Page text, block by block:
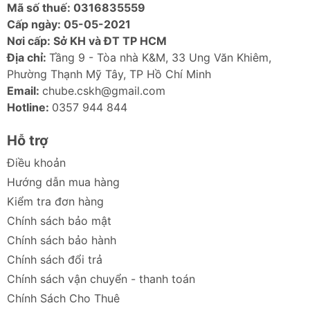
hành, dễ dàng kết nối và sử dụng.
Ảnh sản phẩm Ổ cứng SSD di động
Transcend ESD240C
Mã số thuế: 0316835559
Cấp ngày: 05-05-2021
Nơi cấp: Sở KH và ĐT TP HCM
Địa chỉ: Tầng 9 - Tòa nhà K&M, 33 Ung Văn Khiêm,
Phường Thạnh Mỹ Tây, TP Hồ Chí Minh
Email: chube.cskh@gmail.com
Hotline: 0357 944 844
Hỗ trợ
Điều khoản
Hướng dẫn mua hàng
Kiểm tra đơn hàng
Chính sách bảo mật
Chính sách bảo hành
Chính sách đổi trả
Chính sách vận chuyển - thanh toán
Chính Sách Cho Thuê